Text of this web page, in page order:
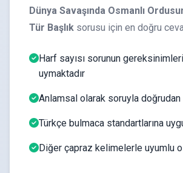
Dünya Savaşında Osmanlı
Tür Başlık sorusu için en doğru
Harf sayısı sorunun
uymaktadır
Anlamsal olarak soruyla
Türkçe bulmaca standartlarına
Diğer çapraz kelimelerle uyumlu